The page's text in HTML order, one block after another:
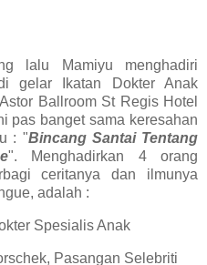
lalu Mamiyu menghadiri
gelar Ikatan Dokter Anak
Ballroom St Regis Hotel
pas banget sama keresahan
: "Bincang Santai Tentang
". Menghadirkan 4 orang
ceritanya dan ilmunya
adalah :
Spesialis Anak
Pasangan Selebriti